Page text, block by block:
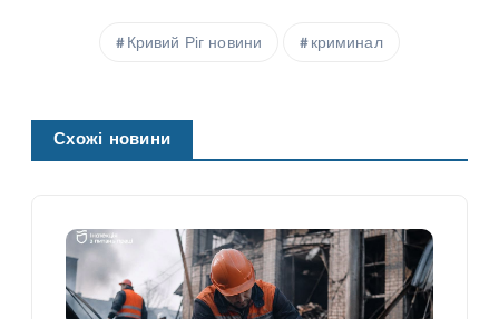
Кривий Ріг новини криминал
Схожі новини